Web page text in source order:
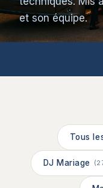
et son équipe.
Tous
DJ Mariage